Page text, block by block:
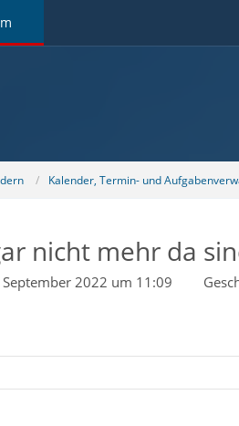
Kalender, Termin- und
nicht mehr da
2022 um 11:09